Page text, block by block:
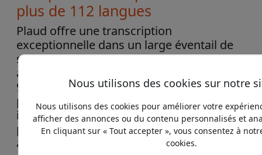
plus de 112 langues
Plaud offre une transcription
exceptionnelle dans un large éventail de
secteurs, prenant en charge 112 langues
avec des taux de précision allant jusqu’à
97 %. Prend en charge l’anglais et les
principales langues européennes, avec
identification des locuteurs, vocabulaire
personnalisé et mise en forme
automatique pour des résultats plus
Nous utilisons des cookies sur notre
Nous utilisons des cookies pour améliorer votre
afficher des annonces ou du contenu personnalisés et
En cliquant sur « Tout accepter », vous consentez à
cookies.